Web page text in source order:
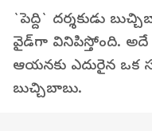
`పెద్ది` దర్శకుడు
వైడ్‌గా వినిపిస్తోంది.
ఆయనకు ఎదురైన ఒక
బుచ్చిబాబు.